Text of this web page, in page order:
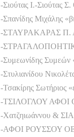
-Σιούτας Ι.-Σιούτας
-Σπανίδης Μιχάλης
-ΣΤΑΥΡΑΚΑΡΑΣ Π. ΑΕ
-
-Συμεωνίδης Συμεών
-Στυλιανίδου
-Τσακίρης Σωτήριος
-ΤΣΙΛΟΓΛΟΥ ΑΦΟΙ
-Χατζηιωάννου &
-ΑΦΟΙ ΡΟΥΣΣΟΥ ΟΕ